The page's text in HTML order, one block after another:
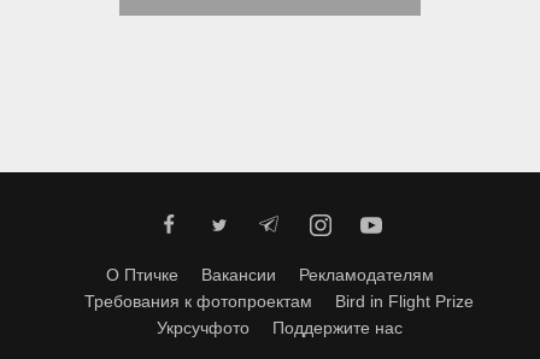
О Птичке Вакансии
Рекламодателям
Требования к фотопроектам
Bird in Flight Prize
Укрсучфото
Поддержите нас